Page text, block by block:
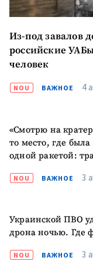
Из-под завалов
российские
человек
NOU ВАЖНОЕ 4
«Смотрю на
то место, где
одной ракетой:
NOU ВАЖНОЕ 3
Украинской ПВО
дрона ночью. Где
NOU ВАЖНОЕ 3
заголовок
+
новости